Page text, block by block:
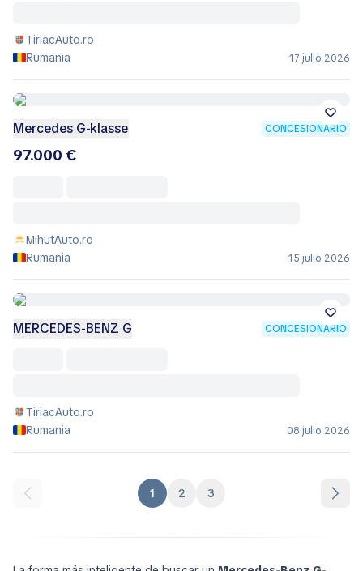
TiriacAuto.ro
Rumania
17 julio 2026
Mercedes G-klasse CONCESIONARIO
97.000 €
MihutAuto.ro
Rumania
15 julio 2026
MERCEDES-BENZ G CONCESIONARIO
TiriacAuto.ro
Rumania
08 julio 2026
1 2 3